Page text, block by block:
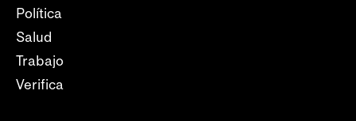
Política
Salud
Trabajo
Verifica